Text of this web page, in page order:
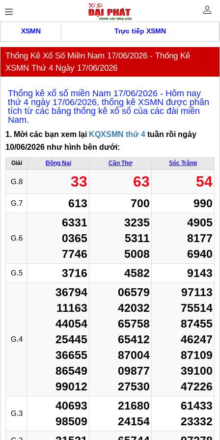
XSMN Trực tiếp XSMN
Thống Kê Xổ Số Miền Nam 17/06/2026 - Thống Kê
XSMN Thứ 4 Ngày 17/06/2026
Thống kê xổ số miền Nam 17/06/2026 - Hôm nay
thứ 4 ngày 17/06/2026, thống kê XSMN được phân
tích từ các bảng thống kê xổ số của các đài miền
Nam.
1. Mời các bạn xem lại KQXSMN thứ 4 tuần rồi ngày
10/06/2026 như hình bên dưới:
Giải Đồng Nai Cần Thơ Sóc Trăng
G.8 33 63 54
G.7 613 700 990
G.6
6331
0365
7746
3235
5311
5008
4905
8177
6940
G.5 3716 4582 9143
G.4
36794
11163
44054
25445
36655
86549
99012
06579
42032
65758
65412
87004
09877
27530
97113
75514
87455
46247
87109
39100
47226
G.3
40693
98509
21680
24154
61433
23332